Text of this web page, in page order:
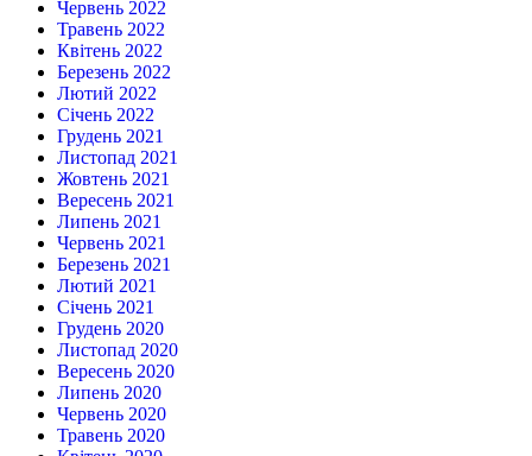
Червень 2022
Травень 2022
Квітень 2022
Березень 2022
Лютий 2022
Січень 2022
Грудень 2021
Листопад 2021
Жовтень 2021
Вересень 2021
Липень 2021
Червень 2021
Березень 2021
Лютий 2021
Січень 2021
Грудень 2020
Листопад 2020
Вересень 2020
Липень 2020
Червень 2020
Травень 2020